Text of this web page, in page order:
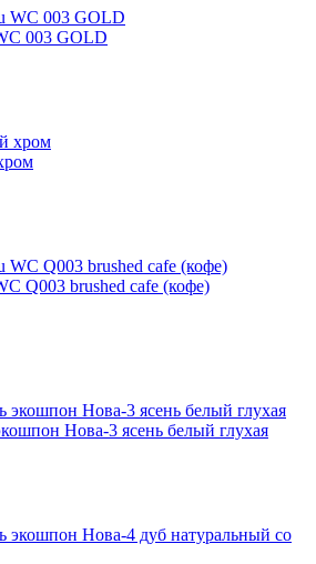
003 GOLD
Q003 brushed cafe (кофе)
Нова-3 ясень белый глухая